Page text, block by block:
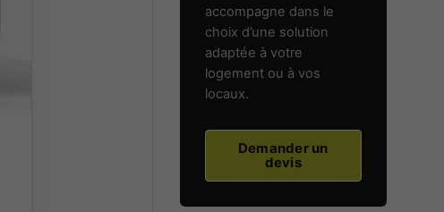
accompagne dans le
choix d’une solution
adaptée à votre
logement ou à vos
locaux.
Demander un
devis